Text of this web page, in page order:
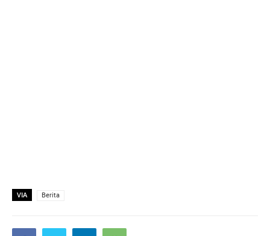
VIA Berita